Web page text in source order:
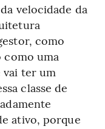
velocidade da
como
uma
ter um
classe de
ativo, porque